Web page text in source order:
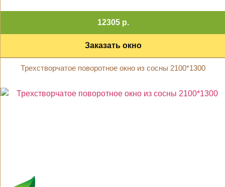
12305 р.
Заказать окно
Трехстворчатое поворотное окно из сосны 2100*1300